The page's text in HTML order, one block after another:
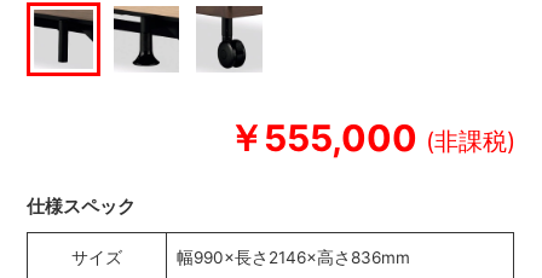
￥555,000
仕様スペック
サイズ 幅990×長さ2146×高さ836mm